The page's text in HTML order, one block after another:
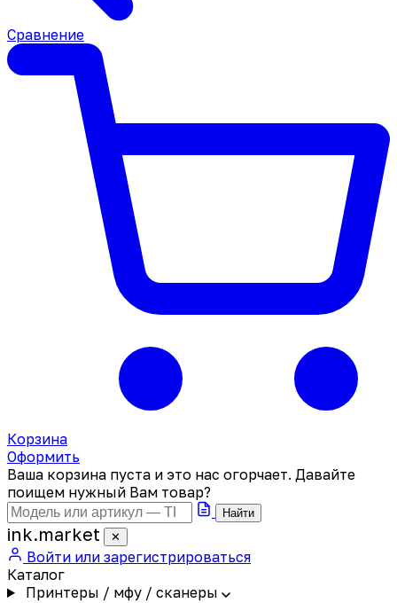
Сравнение
Корзина
Оформить
Ваша корзина пуста и это нас огорчает. Давайте
поищем нужный Вам товар?
Найти
ink.market ✕
Войти или зарегистрироваться
Каталог
Принтеры / мфу / сканеры